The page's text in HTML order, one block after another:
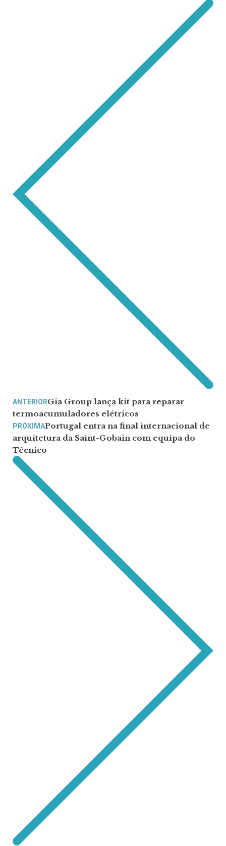
ANTERIORGia Group lança kit para reparar
termoacumuladores elétricos
PRÓXIMAPortugal entra na final internacional de
arquitetura da Saint-Gobain com equipa do
Técnico